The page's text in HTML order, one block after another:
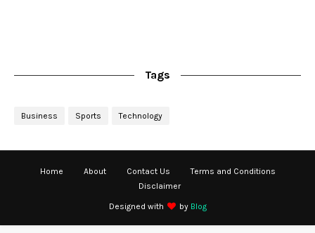
Tags
Business Sports Technology
Home About Contact Us
Terms and Conditions
Disclaimer
Designed with by Blog